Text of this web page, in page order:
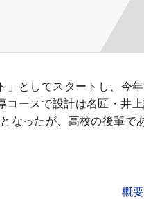
としてスタートし、今年
ースで設計は名匠・井
なったが、高校の後輩で
概